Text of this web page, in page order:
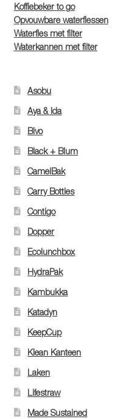
Koffiebeker to go
Opvouwbare waterflessen
Waterfles met filter
Waterkannen met filter
Asobu
Aya & Ida
Bivo
Black + Blum
CamelBak
Carry Bottles
Contigo
Dopper
Ecolunchbox
HydraPak
Kambukka
Katadyn
KeepCup
Klean Kanteen
Laken
Lifestraw
Made Sustained